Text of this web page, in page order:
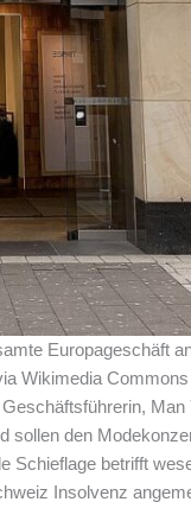
Europageschäft
Wikimedia Commons
sollen den
Schieflage betrifft
Insolvenz